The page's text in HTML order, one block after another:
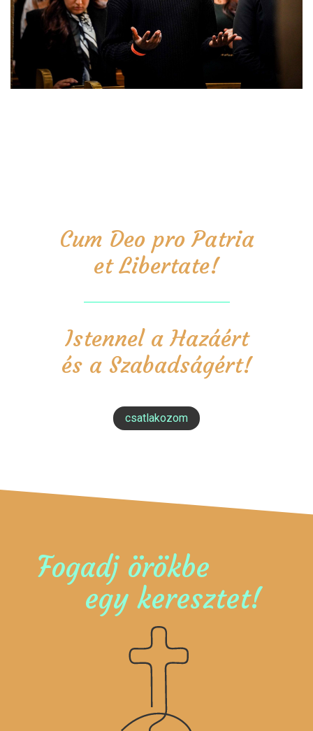
Cum Deo pro Patria
et Libertate!
Istennel a Hazáért
és a Szabadságért!
csatlakozom
Fogadj örökbe
egy keresztet!